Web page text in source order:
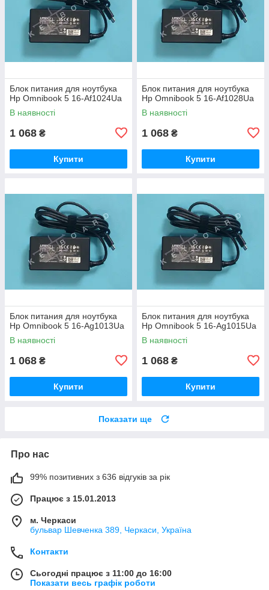
Блок питания для ноутбука
Hp Omnibook 5 16-Af1024Ua
В наявності
1 068 ₴
Купити
Блок питания для ноутбука
Hp Omnibook 5 16-Af1028Ua
В наявності
1 068 ₴
Купити
Блок питания для ноутбука
Hp Omnibook 5 16-Ag1013Ua
В наявності
1 068 ₴
Купити
Блок питания для ноутбука
Hp Omnibook 5 16-Ag1015Ua
В наявності
1 068 ₴
Купити
Показати ще
Про нас
99% позитивних з 636 відгуків за рік
Працює з 15.01.2013
м. Черкаси
бульвар Шевченка 389, Черкаси, Україна
Контакти
Сьогодні працює з 11:00 до 16:00
Показати весь графік роботи